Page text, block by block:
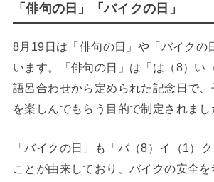
「俳句の日」「バイクの日」
8月19日は「俳句の日」や「バイクの
います。「俳句の日」は「は（8）い
語呂合わせから定められた記念日で
を楽しんでもらう目的で制定されまし
「バイクの日」も「バ（8）イ（1）
ことが由来しており、バイクの安全